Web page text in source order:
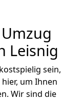
Leisnig
sein,
um Ihnen
Wir sind die